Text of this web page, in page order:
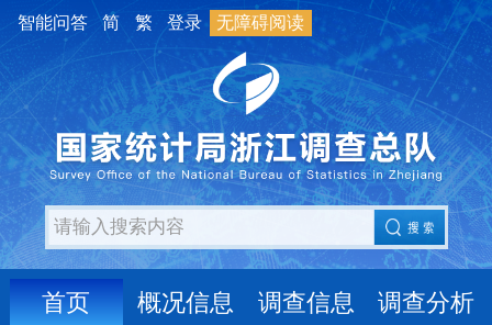
智能问答 简 繁 登录 无障碍阅读
首页 概况信息 调查信息
调查分析